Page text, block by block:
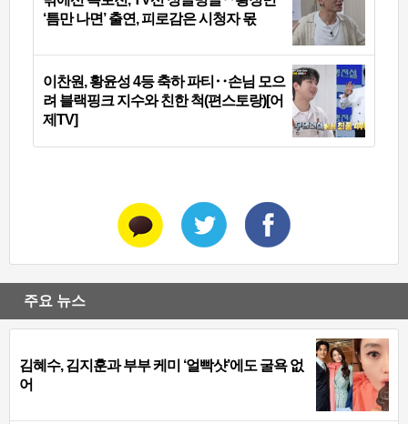
‘틈만 나면’ 출연, 피로감은 시청자 몫
이찬원, 황윤성 4등 축하 파티‥손님 모으
려 블랙핑크 지수와 친한 척(편스토랑)[어
제TV]
주요 뉴스
김혜수, 김지훈과 부부 케미 ‘얼빡샷’에도 굴욕 없
어